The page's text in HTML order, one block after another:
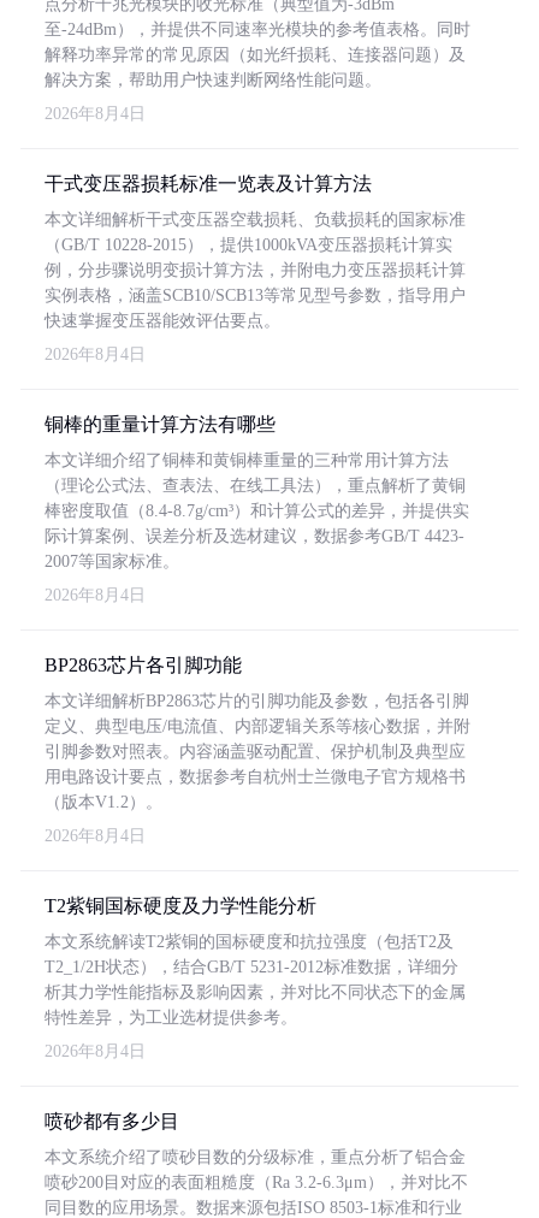
点分析千兆光模块的收光标准（典型值为-3dBm
至-24dBm），并提供不同速率光模块的参考值表格。同时
解释功率异常的常见原因（如光纤损耗、连接器问题）及
解决方案，帮助用户快速判断网络性能问题。
2026年8月4日
干式变压器损耗标准一览表及计算方法
本文详细解析干式变压器空载损耗、负载损耗的国家标准
（GB/T 10228-2015），提供1000kVA变压器损耗计算实
例，分步骤说明变损计算方法，并附电力变压器损耗计算
实例表格，涵盖SCB10/SCB13等常见型号参数，指导用户
快速掌握变压器能效评估要点。
2026年8月4日
铜棒的重量计算方法有哪些
本文详细介绍了铜棒和黄铜棒重量的三种常用计算方法
（理论公式法、查表法、在线工具法），重点解析了黄铜
棒密度取值（8.4-8.7g/cm³）和计算公式的差异，并提供实
际计算案例、误差分析及选材建议，数据参考GB/T 4423-
2007等国家标准。
2026年8月4日
BP2863芯片各引脚功能
本文详细解析BP2863芯片的引脚功能及参数，包括各引脚
定义、典型电压/电流值、内部逻辑关系等核心数据，并附
引脚参数对照表。内容涵盖驱动配置、保护机制及典型应
用电路设计要点，数据参考自杭州士兰微电子官方规格书
（版本V1.2）。
2026年8月4日
T2紫铜国标硬度及力学性能分析
本文系统解读T2紫铜的国标硬度和抗拉强度（包括T2及
T2_1/2H状态），结合GB/T 5231-2012标准数据，详细分
析其力学性能指标及影响因素，并对比不同状态下的金属
特性差异，为工业选材提供参考。
2026年8月4日
喷砂都有多少目
本文系统介绍了喷砂目数的分级标准，重点分析了铝合金
喷砂200目对应的表面粗糙度（Ra 3.2-6.3μm），并对比不
同目数的应用场景。数据来源包括ISO 8503-1标准和行业